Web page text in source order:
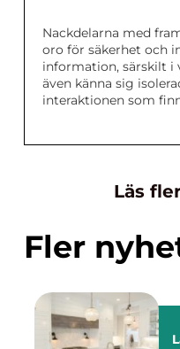
Nackdelarna med
oro för säkerhet och
information, särskilt i
även känna sig
interaktionen som
Läs
Fler